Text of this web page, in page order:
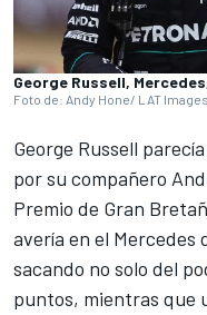
George Russell,
Foto de: Andy Hone/ LAT
George Russell
por su compañero
Premio de Gran
avería en el Mercedes
sacando no solo del
puntos, mientras que